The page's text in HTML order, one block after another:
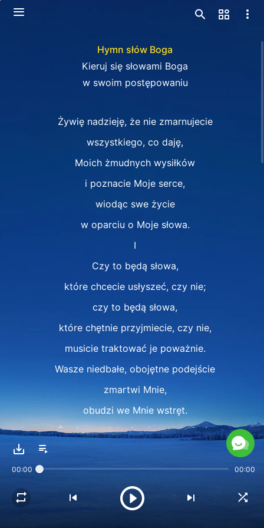
Hymn słów Boga
Kieruj się słowami Boga
w swoim postępowaniu
Żywię nadzieję, że nie zmarnujecie
wszystkiego, co daję,
Moich żmudnych wysiłków
i poznacie Moje serce,
wiodąc swe życie
w oparciu o Moje słowa.
Ⅰ
Czy to będą słowa,
które chcecie usłyszeć, czy nie;
czy to będą słowa,
które chętnie przyjmiecie, czy nie,
musicie traktować je poważnie.
Wasze niedbałe, obojętne podejście
zmartwi Mnie,
obudzi we Mnie wstręt.
Żywię nadzieję, że nie zmarnujecie
Moich żmudnych wysiłków
i poznacie Moje serce,
wiodąc swe życie
00:00 00:00